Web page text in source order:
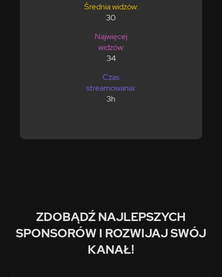
Średnia widzów:
30
Najwięcej
widzów:
34
Czas
streamowania:
3h
ZDOBĄDŹ NAJLEPSZYCH
SPONSORÓW I ROZWIJAJ SWÓJ
KANAŁ!